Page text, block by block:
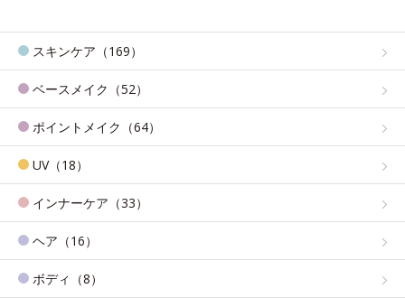
スキンケア（169）
ベースメイク（52）
ポイントメイク（64）
UV（18）
インナーケア（33）
ヘア（16）
ボディ（8）